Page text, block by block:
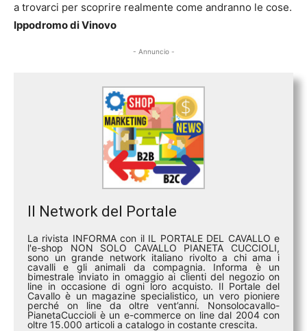
a trovarci per scoprire realmente come andranno le cose.
Ippodromo di Vinovo
- Annuncio -
Il Network del Portale
La rivista INFORMA con il IL PORTALE DEL CAVALLO e
l'e-shop NON SOLO CAVALLO PIANETA CUCCIOLI,
sono un grande network italiano rivolto a chi ama i
cavalli e gli animali da compagnia. Informa è un
bimestrale inviato in omaggio ai clienti del negozio on
line in occasione di ogni loro acquisto. Il Portale del
Cavallo è un magazine specialistico, un vero pioniere
perché on line da oltre vent’anni. Nonsolocavallo-
PianetaCuccioli è un e-commerce on line dal 2004 con
oltre 15.000 articoli a catalogo in costante crescita.